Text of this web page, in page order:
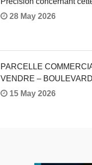
28 May 2026
PARCELLE
VENDRE –
15 May 2026